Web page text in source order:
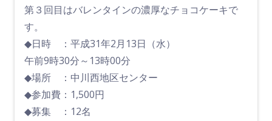
第３回目はバレンタインの濃厚なチョコケーキで
す。
◆日時 ：平成31年2月13日（水）
午前9時30分～13時00分
◆場所 ：中川西地区センター
◆参加費：1,500円
◆募集 ：12名